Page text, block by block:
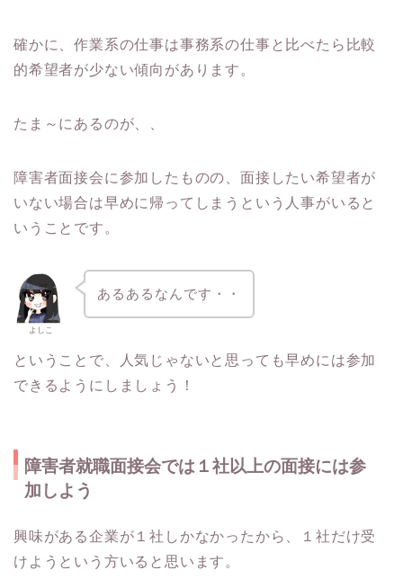
確かに、作業系の仕事は事務系の仕事と比べたら比較
的希望者が少ない傾向があります。
たま～にあるのが、、
障害者面接会に参加したものの、面接したい希望者が
いない場合は早めに帰ってしまうという人事がいると
いうことです。
よしこ
あるあるなんです・・
ということで、人気じゃないと思っても早めには参加
できるようにしましょう！
障害者就職面接会では１社以上の面接には参
加しよう
興味がある企業が１社しかなかったから、１社だけ受
けようという方いると思います。